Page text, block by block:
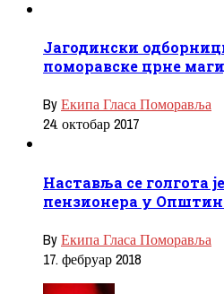
Јагодински
поморавске црне
ByЕкипа Гласа Поморавља
24. октобар 2017
Наставља се голгота
пензионера у
ByЕкипа Гласа Поморавља
17. фебруар 2018